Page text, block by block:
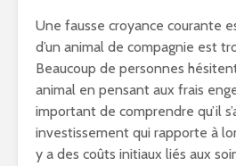
Une fausse croyance courante
d’un animal de compagnie est
Beaucoup de personnes
animal en pensant aux frais
important de comprendre qu’il
investissement qui rapporte à
y a des coûts initiaux liés aux